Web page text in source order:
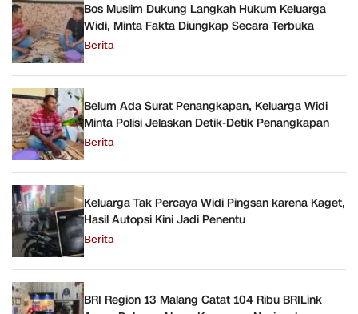
Bos Muslim Dukung Langkah Hukum Keluarga
Widi, Minta Fakta Diungkap Secara Terbuka
Berita
Belum Ada Surat Penangkapan, Keluarga Widi
Minta Polisi Jelaskan Detik-Detik Penangkapan
Berita
Keluarga Tak Percaya Widi Pingsan karena Kaget,
Hasil Autopsi Kini Jadi Penentu
Berita
BRI Region 13 Malang Catat 104 Ribu BRILink